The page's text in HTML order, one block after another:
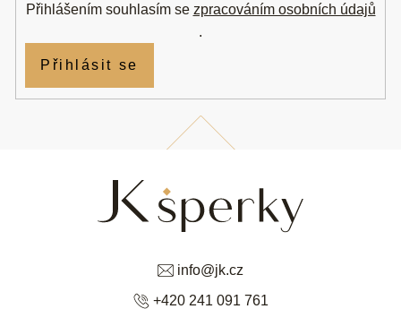
info@jk.cz
+420 241 091 761
Přihlášením souhlasím se zpracováním osobních údajů
.
Přihlásit se